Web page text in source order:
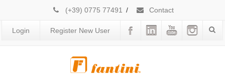
(+39) 0775 77491 / Contact
Login Register New User